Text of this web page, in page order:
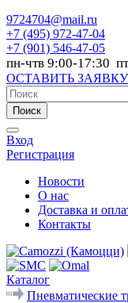
9724704@mail.ru
+7 (495) 972-47-04
+7 (901) 546-47-05
пн-чтв 9:00-17:30
ОСТАВИТЬ ЗАЯВКУ
Поиск
Вход
Регистрация
Новости
О нас
Доставка и
Контакты
Каталог
Пневматические